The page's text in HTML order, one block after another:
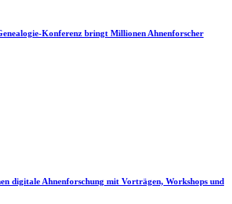
Konferenz bringt Millionen Ahnenforscher
digitale Ahnenforschung mit Vorträgen, Workshops und